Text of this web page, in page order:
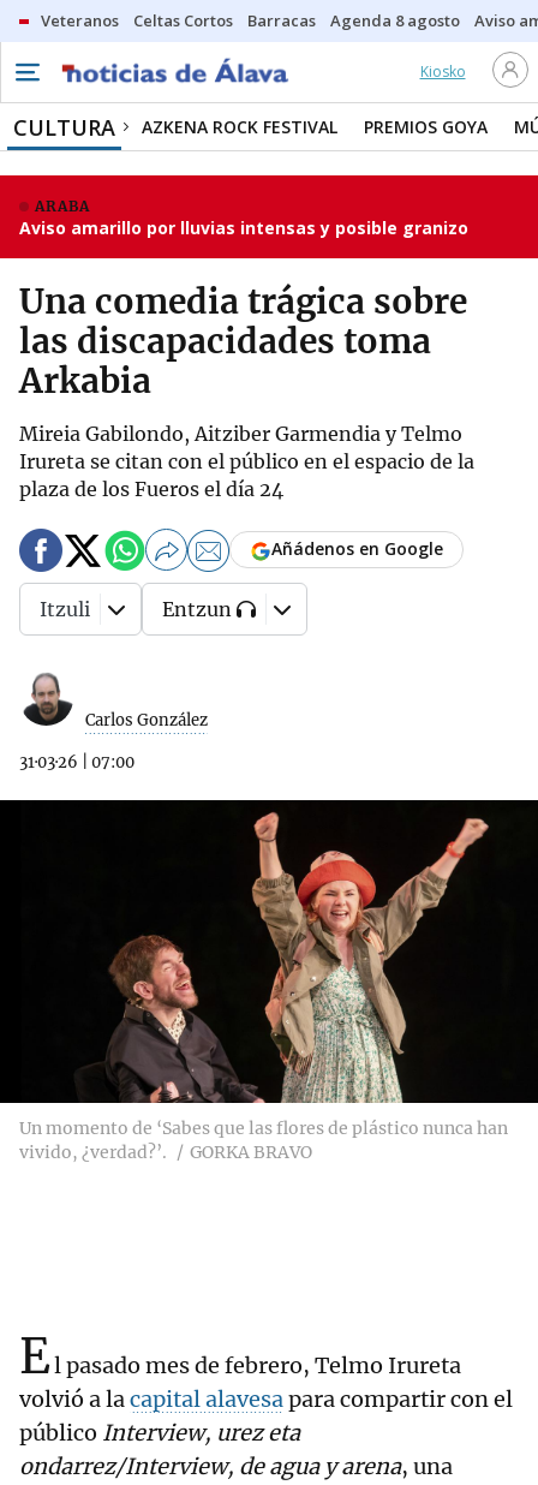
Veteranos Celtas Cortos Barracas Agenda 8 agosto Aviso
Kiosko
CULTURA AZKENA ROCK FESTIVAL PREMIOS GOYA
ARABA
Aviso amarillo por lluvias intensas y posible granizo
Una comedia trágica sobre
las discapacidades toma
Arkabia
Mireia Gabilondo, Aitziber Garmendia y Telmo
Irureta se citan con el público en el espacio de la
plaza de los Fueros el día 24
Carlos González
31·03·26 07:00
Añádenos en Google
Itzuli Entzun
Un momento de ‘Sabes que las flores de plástico nunca han
vivido, ¿verdad?’.
GORKA BRAVO
El pasado mes de febrero, Telmo Irureta
volvió a lacapital alavesapara compartir con el
público Interview, urez eta
ondarrez/Interview, de agua y arena, una